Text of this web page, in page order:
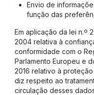
Envio de
função das
Em aplicação da lei n.º
2004 relativa à
conformidade com o
Parlamento Europeu e
2016 relativo à
diz respeito ao
circulação desses